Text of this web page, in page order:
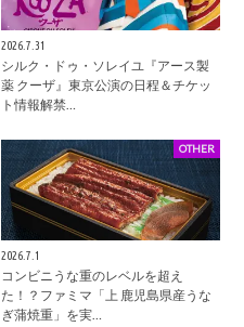
2026.7.31
シルク・ドゥ・ソレイユ『アース製
薬 クーザ』東京公演の日程＆チケッ
ト情報解禁…
OTHER
2026.7.1
コンビニうな重のレベルを超え
た！？ファミマ「上 鹿児島県産うな
ぎ蒲焼重」を実…